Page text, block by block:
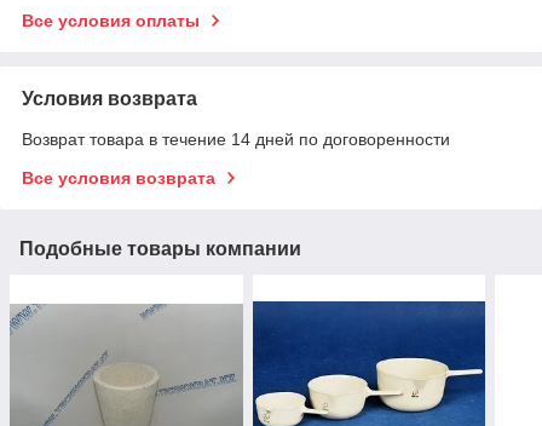
Все условия оплаты
Условия возврата
Возврат товара в течение 14 дней по договоренности
Все условия возврата
Подобные товары компании